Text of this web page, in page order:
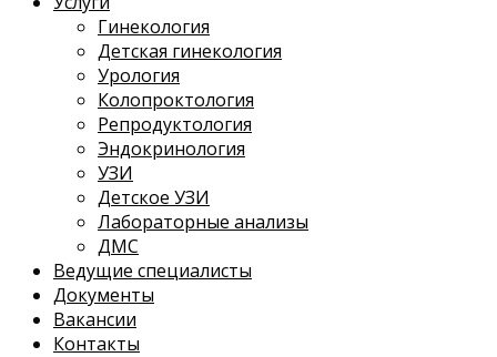
Гинекология
Детская гинекология
Урология
Колопроктология
Репродуктология
Эндокринология
УЗИ
Детское УЗИ
Лабораторные анализы
ДМС
Ведущие специалисты
Документы
Вакансии
Контакты